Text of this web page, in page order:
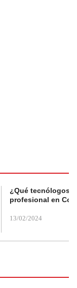
¿Qué tecnólogos
profesional en
13/02/2024